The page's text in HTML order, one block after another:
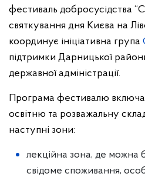
фестиваль добросусідства
святкування дня Києва на
координує ініціативна група
підтримки Дарницької
державної адміністрації.
Програма фестивалю
освітню та розважальну
наступні зони:
лекційна зона, де можна
свідоме споживання,